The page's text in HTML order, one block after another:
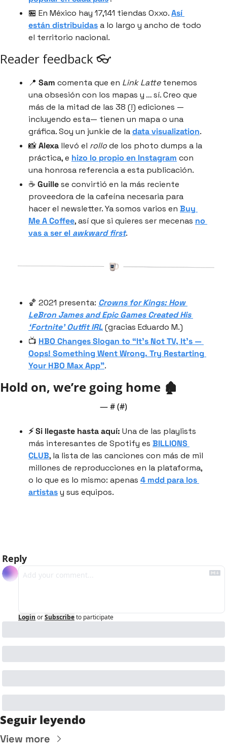
🏪 En México hay 17,141 tiendas Oxxo. Así
están distribuidas a lo largo y ancho de todo
el territorio nacional.
Reader feedback 👓
📍 Sam comenta que en Link Latte tenemos
una obsesión con los mapas y … sí. Creo que
más de la mitad de las 38 (!) ediciones —
incluyendo esta— tienen un mapa o una
gráfica. Soy un junkie de la data visualization.
📸 Alexa llevó el rollo de los photo dumps a la
práctica, e hizo lo propio en Instagram con
una honrosa referencia a esta publicación.
☕️ Guille se convirtió en la más reciente
proveedora de la cafeína necesaria para
hacer el newsletter. Ya somos varios en Buy
Me A Coffee, así que si quieres ser mecenas no
vas a ser el awkward first.
🏀 2021 presenta: Crowns for Kings: How
LeBron James and Epic Games Created His
‘Fortnite’ Outfit IRL (gracias Eduardo M.)
📺 HBO Changes Slogan to “It’s Not TV, It’s —
Oops! Something Went Wrong. Try Restarting
Your HBO Max App”.
Hold on, we’re going home 🏚
— # (#)
⚡️ Si llegaste hasta aquí: Una de las playlists
más interesantes de Spotify es BILLIONS
CLUB, la lista de las canciones con más de mil
millones de reproducciones en la plataforma,
o lo que es lo mismo: apenas 4 mdd para los
artistas y sus equipos.
Reply
Login orSubscribeto participate
Seguir leyendo
View more